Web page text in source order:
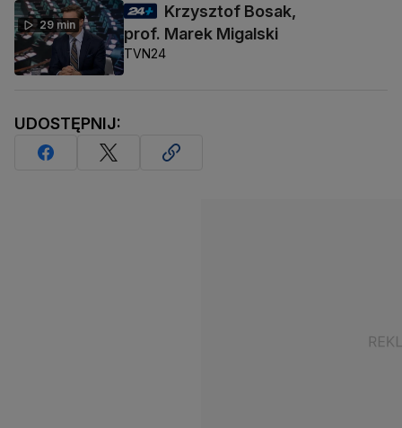
29 min
Krzysztof Bosak,
prof. Marek Migalski
TVN24
UDOSTĘPNIJ: